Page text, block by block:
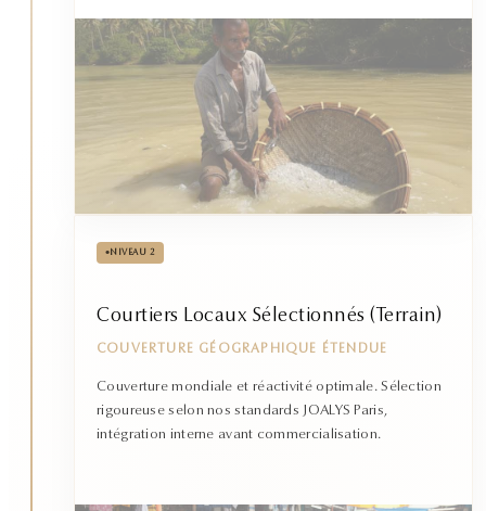
• NIVEAU 2
Courtiers Locaux Sélectionnés (Terrain)
COUVERTURE GÉOGRAPHIQUE ÉTENDUE
Couverture mondiale et réactivité optimale. Sélection
rigoureuse selon nos standards JOALYS Paris,
intégration interne avant commercialisation.